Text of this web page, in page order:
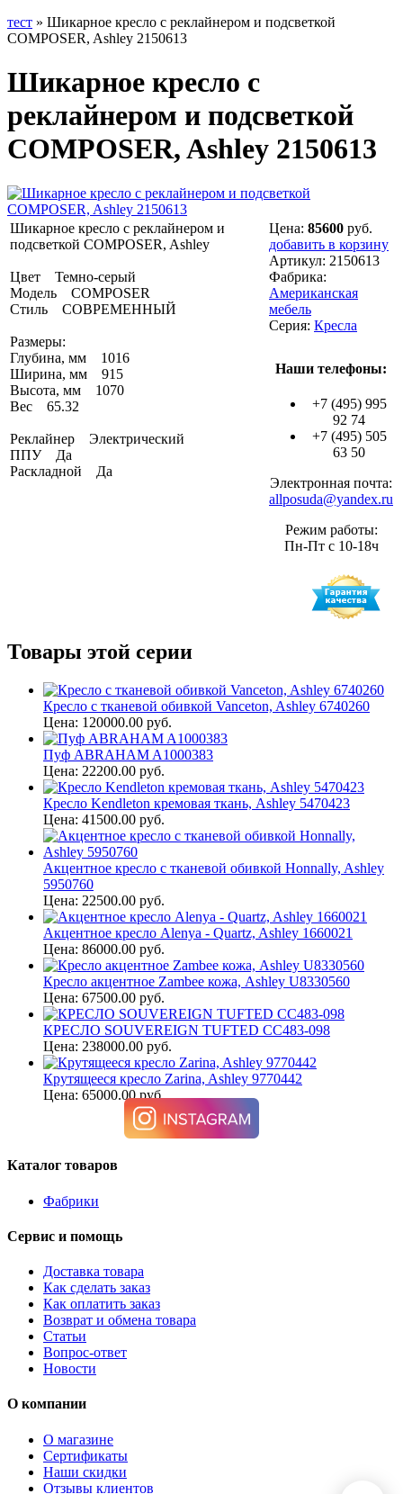
тест » Шикарное кресло с реклайнером и подсветкой
COMPOSER, Ashley 2150613
Шикарное кресло с
реклайнером и подсветкой
COMPOSER, Ashley 2150613
Шикарное кресло с реклайнером и
подсветкой COMPOSER, Ashley
Цвет Темно-серый
Модель COMPOSER
Стиль СОВРЕМЕННЫЙ
Размеры:
Глубина, мм 1016
Ширина, мм 915
Высота, мм 1070
Вес 65.32
Реклайнер Электрический
ППУ Да
Раскладной Да
Цена: 85600 руб.
добавить в корзину
Артикул: 2150613
Фабрика:
Американская
мебель
Серия: Кресла
Наши телефоны:
+7 (495) 995
92 74
+7 (495) 505
63 50
Электронная почта:
allposuda@yandex.ru
Режим работы:
Пн-Пт с 10-18ч
Товары этой серии
Кресло с тканевой обивкой Vanceton, Ashley 6740260
Цена: 120000.00 руб.
Пуф ABRAHAM A1000383
Цена: 22200.00 руб.
Кресло Kendleton кремовая ткань, Ashley 5470423
Цена: 41500.00 руб.
Акцентное кресло с тканевой обивкой Honnally, Ashley
5950760
Цена: 22500.00 руб.
Акцентное кресло Alenya - Quartz, Ashley 1660021
Цена: 86000.00 руб.
Кресло акцентное Zambee кожа, Ashley U8330560
Цена: 67500.00 руб.
КРЕСЛО SOUVEREIGN TUFTED CC483-098
Цена: 238000.00 руб.
Крутящееся кресло Zarina, Ashley 9770442
Цена: 65000.00 руб.
Каталог товаров
Фабрики
Сервис и помощь
Доставка товара
Как сделать заказ
Как оплатить заказ
Возврат и обмена товара
Статьи
Вопрос-ответ
Новости
О компании
О магазине
Сертификаты
Наши скидки
Отзывы клиентов